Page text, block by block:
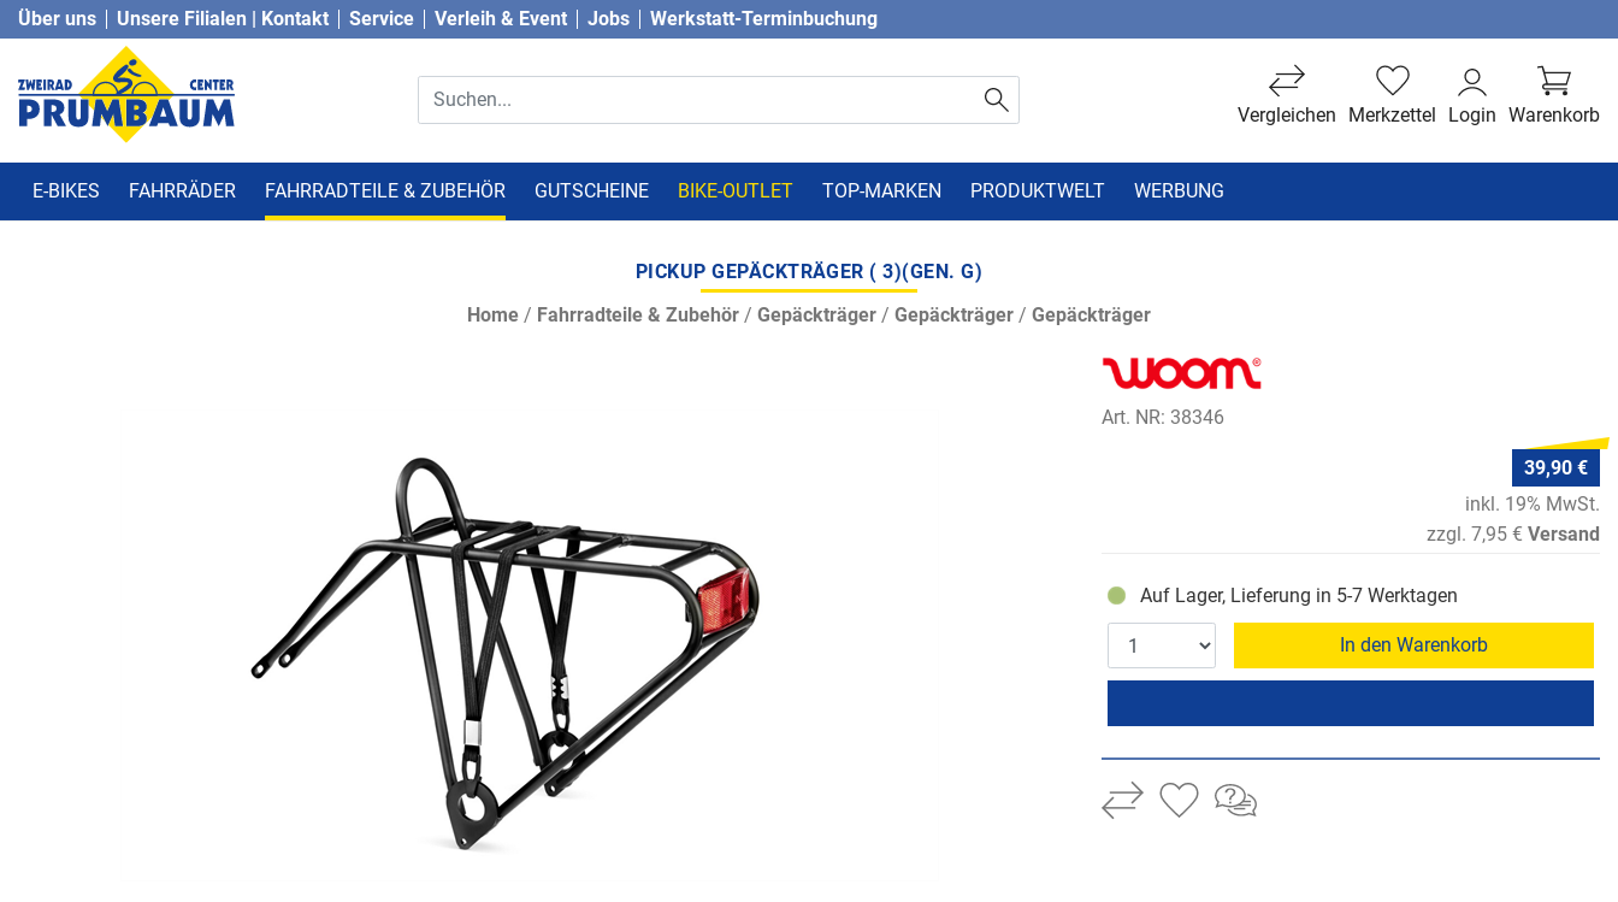
Über uns Unsere Filialen | Kontakt Service Verleih & Event Jobs Werkstatt-Terminbuchung
Warenkorb
Login
Merkzettel
Vergleichen
E-BIKES FAHRRÄDER FAHRRADTEILE & ZUBEHÖR GUTSCHEINE BIKE-OUTLET TOP-MARKEN PRODUKTWELT WERBUNG
PICKUP GEPÄCKTRÄGER ( 3)(GEN. G)
Home / Fahrradteile & Zubehör / Gepäckträger / Gepäckträger / Gepäckträger
Art. NR: 38346
39,90 €
inkl. 19% MwSt.
zzgl. 7,95 € Versand
Auf Lager, Lieferung in 5-7 Werktagen
In den Warenkorb